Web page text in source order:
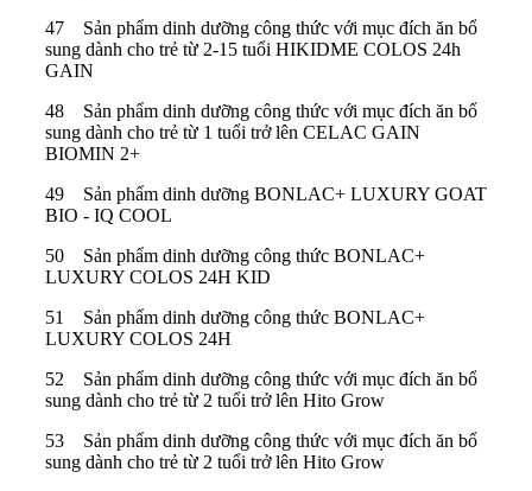
47 Sản phẩm dinh dưỡng công thức với mục đích ăn bổ
sung dành cho trẻ từ 2-15 tuổi HIKIDME COLOS 24h
GAIN
48 Sản phẩm dinh dưỡng công thức với mục đích ăn bổ
sung dành cho trẻ từ 1 tuổi trở lên CELAC GAIN
BIOMIN 2+
49 Sản phẩm dinh dưỡng BONLAC+ LUXURY GOAT
BIO - IQ COOL
50 Sản phẩm dinh dưỡng công thức BONLAC+
LUXURY COLOS 24H KID
51 Sản phẩm dinh dưỡng công thức BONLAC+
LUXURY COLOS 24H
52 Sản phẩm dinh dưỡng công thức với mục đích ăn bổ
sung dành cho trẻ từ 2 tuổi trở lên Hito Grow
53 Sản phẩm dinh dưỡng công thức với mục đích ăn bổ
sung dành cho trẻ từ 2 tuổi trở lên Hito Grow